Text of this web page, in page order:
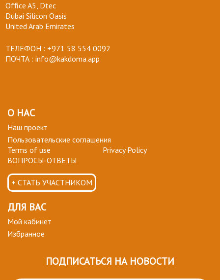
Office A5, Dtec
Dubai Silicon Oasis
United Arab Emirates
ТЕЛЕФОН : +971 58 554 0092
ПОЧТА : info@kakdoma.app
О НАС
Наш проект
Пользовательские соглашения
Terms of use
Privacy Policy
ВОПРОСЫ-ОТВЕТЫ
+ СТАТЬ УЧАСТНИКОМ
ДЛЯ ВАС
Мой кабинет
Избранное
ПОДПИСАТЬСЯ НА НОВОСТИ